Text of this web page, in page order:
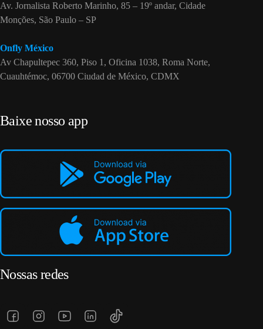
Av. Jornalista Roberto Marinho, 85 – 19º andar, Cidade
Monções, São Paulo – SP
Onfly México
Av Chapultepec 360, Piso 1, Oficina 1038, Roma Norte,
Cuauhtémoc, 06700 Ciudad de México, CDMX
Baixe nosso app
Nossas redes